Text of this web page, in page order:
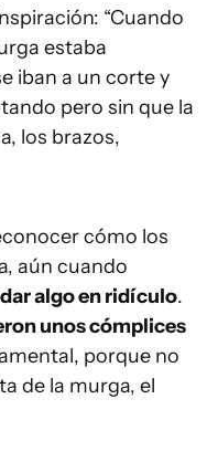
“Cuando
estaba
iban a un corte y
pero sin que la
los brazos,
cómo los
aún cuando
algo en ridículo.
unos cómplices
porque no
de la murga, el